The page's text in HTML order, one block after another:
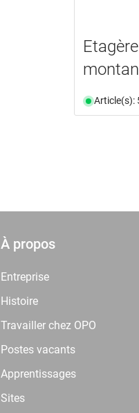
Article(s):
À propos
Entreprise
Histoire
Travailler chez OPO
Postes vacants
Apprentissages
Sites